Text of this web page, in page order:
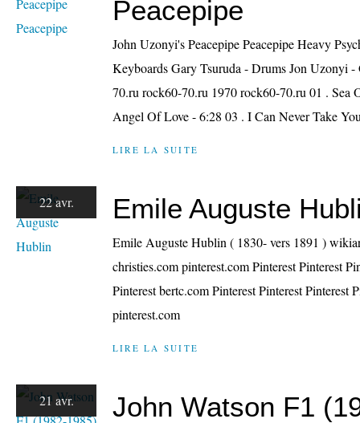
Peacepipe
John Uzonyi's Peacepipe Peacepipe Heavy
Keyboards Gary Tsuruda - Drums Jon Uzonyi
70.ru rock60-70.ru 1970 rock60-70.ru 01 . Sea
Angel Of Love - 6:28 03 . I Can Never Take
LIRE LA SUITE
22 avr. Emile Auguste
Emile Auguste Hublin ( 1830- vers 1891 )
christies.com pinterest.com Pinterest Pinterest
Pinterest bertc.com Pinterest Pinterest Pinterest
pinterest.com
LIRE LA SUITE
21 avr. John Watson F1